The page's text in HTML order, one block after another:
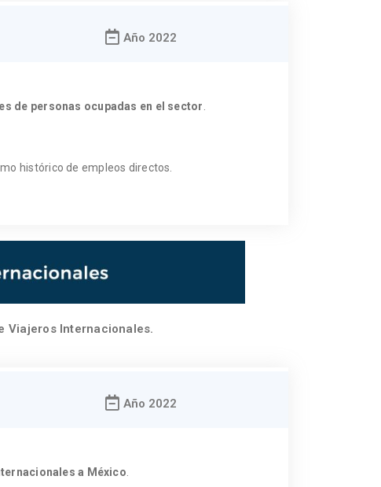
Año 2022
de personas ocupadas en el sector
histórico de empleos directos.
Viajeros Internacionales.
Año 2022
a México